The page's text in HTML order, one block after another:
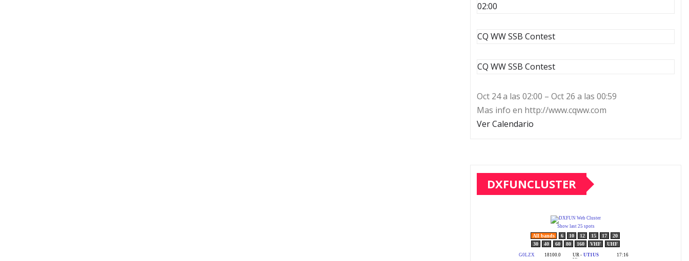
02:00
CQ WW SSB Contest
CQ WW SSB Contest
Oct 24 a las 02:00 – Oct 26 a las 00:59
Mas info en http://www.cqww.com
Ver Calendario
DXFUNCLUSTER